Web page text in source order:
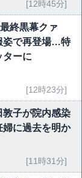
[12時45分]
終黒幕クァ
姿で再登場…特
ターに
[12時23分]
敦子が院内感染
に過去を明か
[11時31分]